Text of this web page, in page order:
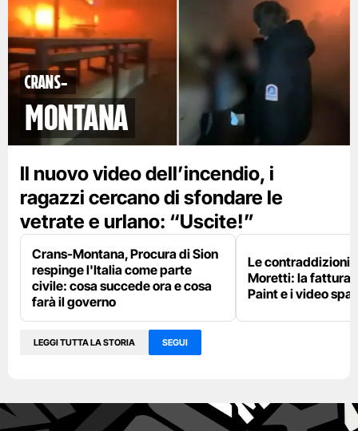
Crans-
Montana
Il nuovo video dell’incendio, i
ragazzi cercano di sfondare le
vetrate e urlano: “Uscite!”
Crans-Montana, Procura di Sion
respinge l'Italia come parte
civile: cosa succede ora e cosa
farà il governo
Le contraddizioni
Moretti: la fattura
Paint e i video
LEGGI TUTTA LA STORIA SEGUI